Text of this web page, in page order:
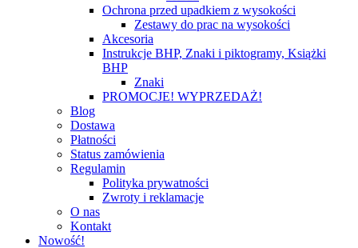
Ochrona przed upadkiem z wysokości
Zestawy do prac na wysokości
Akcesoria
Instrukcje BHP, Znaki i piktogramy, Książki
BHP
Znaki
PROMOCJE! WYPRZEDAŻ!
Blog
Dostawa
Płatności
Status zamówienia
Regulamin
Polityka prywatności
Zwroty i reklamacje
O nas
Kontakt
Nowość!